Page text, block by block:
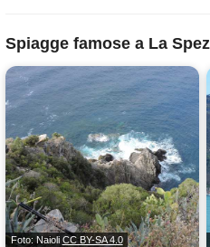
Spiagge famose a La
Foto: Naioli CC BY-SA 4.0